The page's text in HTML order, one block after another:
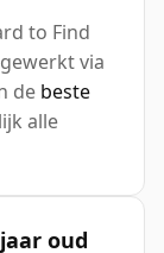
to Find
via
de beste
alle
oud